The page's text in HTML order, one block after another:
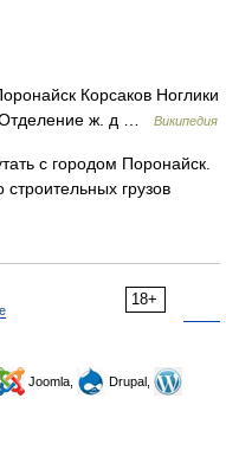
Корсаков Ноглики
Отделение ж. д …
Википедия
с городом Поронайск.
грузов
18+
Joomla,
Drupal,